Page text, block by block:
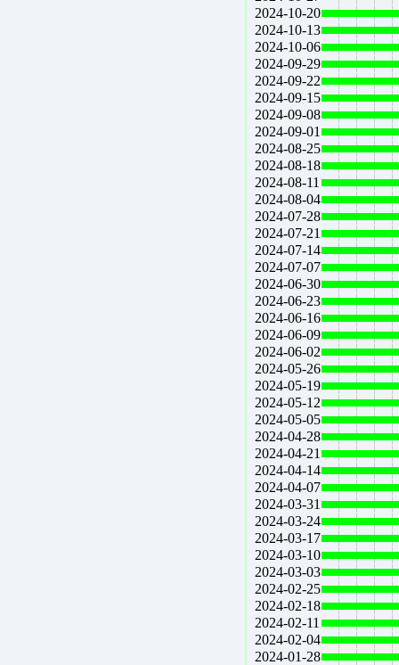
2024-10-20
2024-10-13
2024-10-06
2024-09-29
2024-09-22
2024-09-15
2024-09-08
2024-09-01
2024-08-25
2024-08-18
2024-08-11
2024-08-04
2024-07-28
2024-07-21
2024-07-14
2024-07-07
2024-06-30
2024-06-23
2024-06-16
2024-06-09
2024-06-02
2024-05-26
2024-05-19
2024-05-12
2024-05-05
2024-04-28
2024-04-21
2024-04-14
2024-04-07
2024-03-31
2024-03-24
2024-03-17
2024-03-10
2024-03-03
2024-02-25
2024-02-18
2024-02-11
2024-02-04
2024-01-28